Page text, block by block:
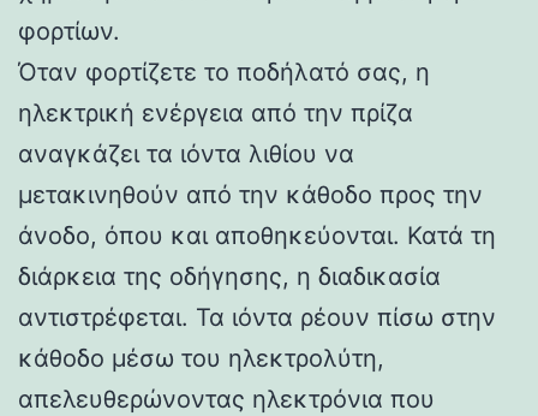
φορτίων.
Όταν φορτίζετε το ποδήλατό σας, η
ηλεκτρική ενέργεια από την πρίζα
αναγκάζει τα ιόντα λιθίου να
μετακινηθούν από την κάθοδο προς την
άνοδο, όπου και αποθηκεύονται. Κατά τη
διάρκεια της οδήγησης, η διαδικασία
αντιστρέφεται. Τα ιόντα ρέουν πίσω στην
κάθοδο μέσω του ηλεκτρολύτη,
απελευθερώνοντας ηλεκτρόνια που